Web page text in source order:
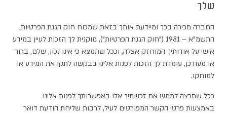
שלך
החברה מכירה בכך ומיידעת אותך בזאת שמכוח חוק הגנת הפרטיות,
התשמ"א – 1981 ("חוק הגנת הפרטיות"), מוקנית לך הזכות לעיין במידע
אישי על אודותיך המוחזק אצלה, וככל שתמצא כי אינו נכון, שלם, ברור
או מעודכן, עומדת לך הזכות לפנות אלינו בבקשה לתקן את המידע או
למוחקו.
ככל שתרצה לממש את זכויותיך אלו באפשרותך לפנות אלינו
באמצעות פרטי הקשר המפורטים לעיל, לרבות שליחת הודעת דואר